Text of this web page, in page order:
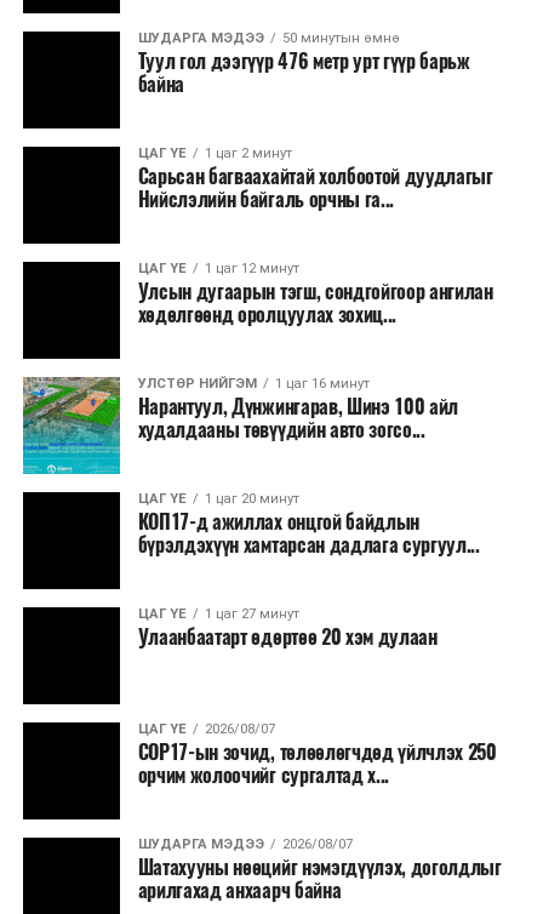
нэгжийг 375 мянга хүртэлх еврогоор торгох
боломжтой. Харин хэрэглэгч өөрөө зөвшөөрсөн,
эсвэл тухайн компанитай өмнө нь гэрээний
буй тохиолдолд хориг үйлчлэхгүй. Иргэд
зөвшөөрөлгүй дуудлагын талаар төрийн цахим
хуудсаар мэдээлэх боломжтой.
Шинэ хууль Францын зах зээлд үйлчилдэг гадаадын
дуудлагын төвүүдэд нөлөөлөхөөр байна. Тухайлбал,
Мароккогийн дуудлагын төвүүдийн орлогын 80 гаруй
хувь Францын зах зээлээс бүрддэг бөгөөд тус улсын
40–50 мянган ажлын байр эрсдэлд орж болзошгүйг
Мароккогийн хөдөлмөр эрхлэлтийн сайд мэдэгджээ.
ШУДАРГА МЭДЭЭ 50 минутын өмнө
Туул гол дээгүүр 476 метр урт гүүр барьж
байна
ЦАГ ҮЕ 1 цаг 2 минут
Сарьсан багваахайтай холбоотой дуудлагыг
Нийслэлийн байгаль орчны га...
ЦАГ ҮЕ 1 цаг 12 минут
Улсын дугаарын тэгш, сондгойгоор ангилан
хөдөлгөөнд оролцуулах зохиц...
УЛСТӨР НИЙГЭМ 1 цаг 16 минут
Нарантуул, Дүнжингарав, Шинэ 100 айл
худалдааны төвүүдийн авто зогсо...
ЦАГ ҮЕ 1 цаг 20 минут
КОП17-д ажиллах онцгой байдлын
бүрэлдэхүүн хамтарсан дадлага сургуул...
ЦАГ ҮЕ 1 цаг 27 минут
Улаанбаатарт өдөртөө 20 хэм дулаан
ЦАГ ҮЕ 2026/08/07
COP17-ын зочид, төлөөлөгчдөд үйлчлэх 250
орчим жолоочийг сургалтад х...
ШУДАРГА МЭДЭЭ 2026/08/07
Шатахууны нөөцийг нэмэгдүүлэх, доголдлыг
арилгахад анхаарч байна